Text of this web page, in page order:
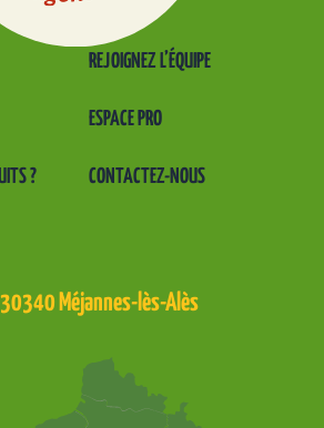
REJOIGNEZ L’ÉQUIPE
ESPACE PRO
? CONTACTEZ-NOUS
Méjannes-lès-Alès